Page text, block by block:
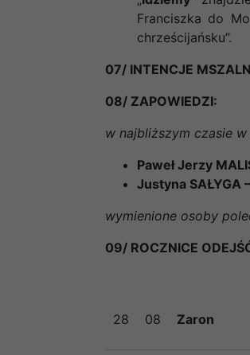
Franciszka do
chrześcijańsku”.
07/ INTENCJE
08/ ZAPOWIEDZI:
w najbliższym czasie
Paweł Jerzy
Justyna SAŁYGA –
wymienione osoby
09/ ROCZNICE
28 08 Zaron